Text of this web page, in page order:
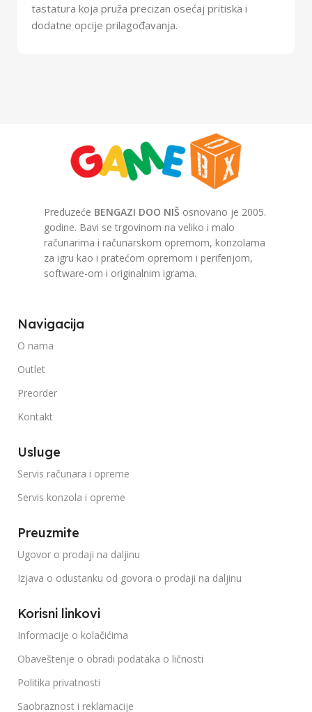
tastatura koja pruža precizan osećaj pritiska i
dodatne opcije prilagođavanja.
Preduzeće BENGAZI DOO NIŠ osnovano je 2005.
godine. Bavi se trgovinom na veliko i malo
računarima i računarskom opremom, konzolama
za igru kao i pratećom opremom i periferijom,
software-om i originalnim igrama.
Navigacija
O nama
Outlet
Preorder
Kontakt
Usluge
Servis računara i opreme
Servis konzola i opreme
Preuzmite
Ugovor o prodaji na daljinu
Izjava o odustanku od govora o prodaji na daljinu
Korisni linkovi
Informacije o kolačićima
Obaveštenje o obradi podataka o ličnosti
Politika privatnosti
Saobraznost i reklamacije